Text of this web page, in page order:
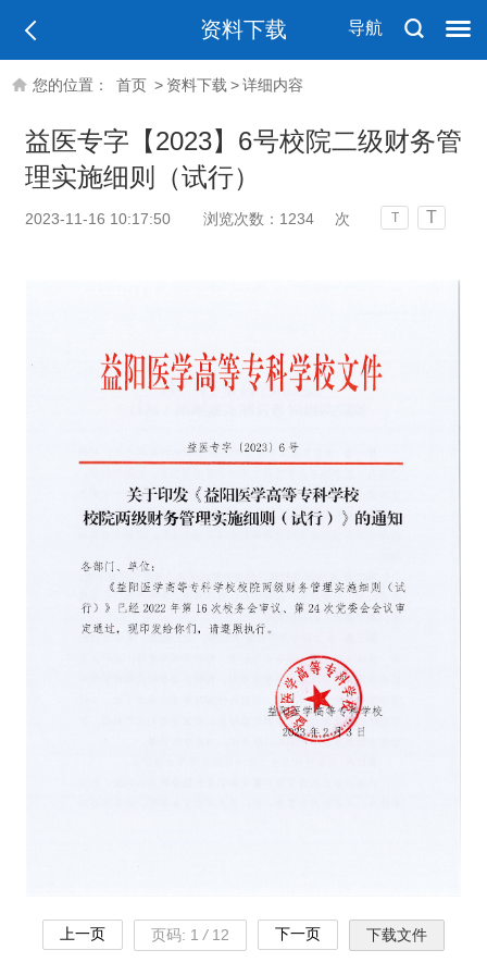
导航
资料下载
您的位置： 首页 > 资料下载 >详细内容
益医专字【2023】6号校院二级财务管
理实施细则（试行）
2023-11-16 10:17:50 浏览次数： 1234 次 T T
上一页 页码: 1 / 12 下一页 下载文件